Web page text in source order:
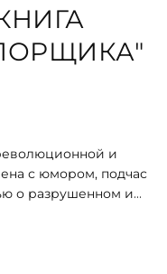
и
с юмором, подчас
о разрушенном и